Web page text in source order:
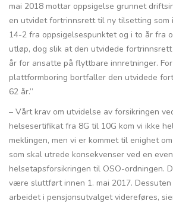
mai 2018 mottar oppsigelse grunnet
en utvidet fortrinnsrett til ny tilsetting som
14-2 fra oppsigelsespunktet og i to år fra
utløp, dog slik at den utvidede
år for ansatte på flyttbare innretninger.
plattformboring bortfaller den utvidede
62 år.”
– Vårt krav om utvidelse av forsikringen
helsesertifikat fra 8G til 10G kom vi ikke
meklingen, men vi er kommet til enighet
som skal utrede konsekvenser ved en
helsetapsforsikringen til OSO-ordningen.
være sluttført innen 1. mai 2017.
arbeidet i pensjonsutvalget videreføres,